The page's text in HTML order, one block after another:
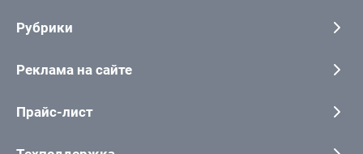
Рубрики
Реклама на сайте
Прайс-лист